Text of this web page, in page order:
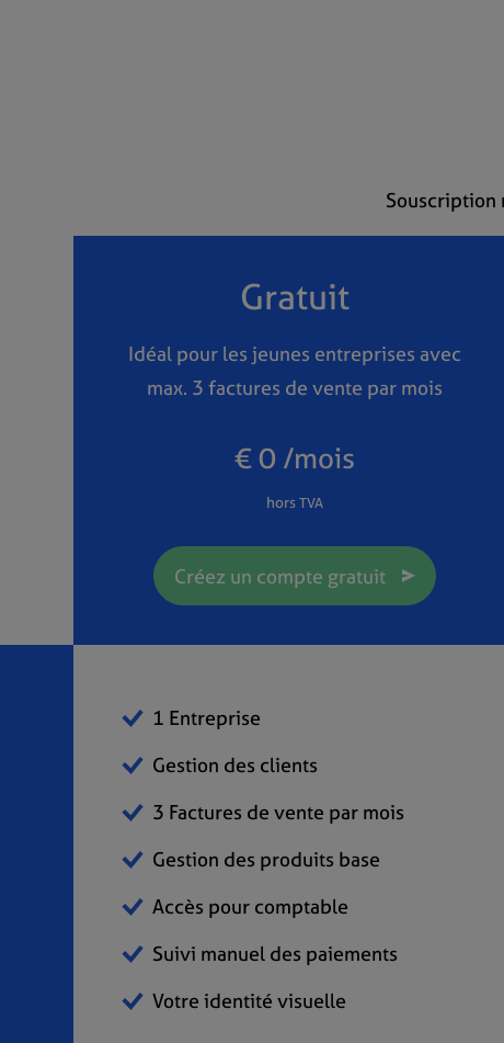
Souscription
Gratuit
Idéal pour les jeunes entreprises avec
max. 3 factures de vente par mois
€ 0 /mois
hors TVA
Créez un compte gratuit
1 Entreprise
Gestion des clients
3 Factures de vente par mois
Gestion des produits base
Accès pour comptable
Suivi manuel des paiements
Votre identité visuelle